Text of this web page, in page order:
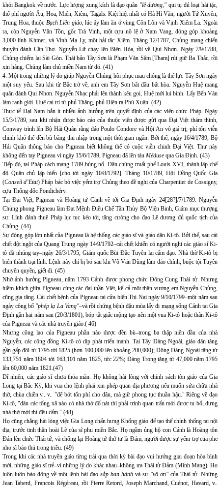
khỏi Bangkok về nước. Lực lượng xung kích là đạo quân "lê dương," qui tụ đủ loại hải tặc,
thổ phỉ người Âu, Hoa, Miên, Xiêm, Tagals. Kiệt hiệt nhất có Hà Hỉ Văn, người Tứ Xuyên,
Trung Hoa, thuộc Bạch Liên giáo, lúc ấy làm ăn ở vùng Côn Lôn và Vịnh Xiêm La. Ngoài
ra, còn Nguyễn Văn Tồn, gốc Trà Vinh, một cựu nô lệ ở Nam Vang, đóng góp khoảng
3,000 lính Khmer, và Vinh Ma Ly, một hải tặc Xiêm. Tháng 12/1787, Chủng mang chiến
thuyền đánh Cần Thơ. Nguyễn Lữ chạy lên Biên Hòa, rồi về Qui Nhơn. Ngày 7/9/1788,
Chủng chiếm lại Sài Gòn. Thái bảo Tây Sơn là Phạm Văn Sâm [Tham] rút giữ Ba Thắc, rồi
xin hàng. Chủng làm chủ miền Nam từ đó. (41)
4. Một trong những lý do giúp Nguyễn Chủng hồi phục mau chóng là thế lực Tây Sơn ngày
một suy yếu. Sau khi từ Bắc trở về, anh em Tây Sơn bắt đầu bất hòa. Nguyễn Huệ mang
quân đánh Qui Nhơn. Nguyễn Nhạc phải lên thành kêu gọi, Huệ mới lui binh. Lấy Bến Ván
làm ranh giới. Huệ cai trị từ phủ Thăng, phủ Điện ra Phú Xuân. (42)
Thực tế Đại Nam hẳn ít nhiều ảnh hưởng trên quyết định của các viên chức Pháp. Ngày
15/3/1789, sau khi nhận được báo cáo của thuộc viên được gửi qua Đại Việt thám thính,
Conway trình lên Bộ Hải Quân rằng đảo Poulo Condore và Hội An vô giá trị; phí tổn viễn
chinh khó thể đền bù bằng thu nhập trong một thời gian ngắn. Bởi thế, ngày 16/4/1789, Bộ
Hải Quân thông báo cho Pigneau biết không thể có cuộc viễn chinh Đại Việt. Thư này
không đến tay Pigneau vì ngày 15/6/1789, Pigneau đã lên tàu Méduse qua Gia Định. (43)
Tiếp đó, tại Pháp cách mạng 1789 bùng nổ. Dân chúng truất phế Louis XVI, thành lập chế
độ Quân chủ lập hiến [cho tới ngày 10/8/1792]. Tháng 10/1789, Hội Đồng Quốc Gia
(Conseil d’Etat) Pháp bác bỏ việc yểm trợ Chủng theo đề nghị của Charpentier de Cossigny,
cựu Thống đốc Pondichéry.
Tại Đại Việt, Pigneau và Hoàng tử Cảnh về tới Gia Định ngày 24[28?]/7/1789. Nguyễn
Chủng phong Pigneau làm Đạt Mệnh Điều Chế Tần Thủy Bộ Viện Binh, Giám mục thượng
sư. Lính đánh thuê Pháp lục tục kéo tới, tăng cường cho đạo Lê dương đủ quốc tịch của
Chủng. (44)
Sự đóng góp lớn nhất của Pigneau là hệ thống các giáo sĩ và giáo dân Ki-tô. Bởi thế, sau cái
chết đột ngột của Quang Trung ngày 14/9/1792–cái chết khiến có người nghi các giáo sĩ Ki-
tô đã nhúng tay–ngày 26/3/1795, Giám quốc Bùi Đắc Tuyên lại cấm đạo. Nhà thờ Ki-tô bị
biến thành trại lính. Lệnh này chỉ bị bỏ sau khi Võ Văn Dũng làm đảo chính, buộc tội Tuyên
chuyên quyền, giết đi. (45)
Nhờ ảnh hưởng Pigneau, năm 1793 Cảnh được phong chức Đông Cung Thái tử. Nhưng
hiềm khích giữa Pigneau cùng các đại thần Việt, kể cả một thân vương em Nguyễn Chủng,
cũng gia tăng. Cái chết bệnh của Pigneau tại cửa biển Thị Nại ngày 9/10/1799–một năm sau
ngày công bố "phép lạ La Vang"–và rồi chứng bệnh đậu mùa lấy đi mạng sống Cảnh tại Gia
Định gần hai năm sau (20/3/1801), bóp tắt giấc mộng tạo nên một vua Ki-tô hoặc thân Ki-tô
của Pigneau và các nhà truyền giáo.( 46)
Nhưng công lao của Pigneau phần nào được đền bù–trong ba thập niên đầu của nhà
Nguyễn, các cộng đồng Ki-tô có dịp phát triển mạnh. Tại Tây Đàng Ngoài, giáo dân tăng
gần gấp đôi từ 1795 tới 1825 (hơn 100,000 lên khoảng 200,000); Đông Đàng Ngoài tăng từ
133,751 năm 1804 tới 163,101 năm 1825, tức 22%; Đàng Trong tăng từ 47,000 năm 1795
lên 60,000 năm 1821.(47)
Dĩ nhiên, các giáo sĩ chưa thỏa mãn. Họ không hài lòng với chính sách tôn giáo của Gia
Long tại Bắc Kỳ, khi vua cho lệnh phải xin phép quan địa phương nếu muốn sửa chữa nhà
thờ, chùa chiền v.. v.. "để bớt tổn phí cho dân, mà giữ phong tục thuần hậu." Riêng về đạo
Ki-tô, "dân các tổng xã nào có nhà thờ đổ nát thì phải trình quan trấn mới được tu bổ, dựng
nhà thờ mới thì đều cấm." (48)
Họ cũng chẳng hài lòng việc Gia Long chấn hưng Khổng giáo để tạo thế chính thống tại nội
địa, trước tinh thần hoài Lê của sĩ phu miền Bắc. Họ ngầm ủng hộ con Cảnh là Hoàng tôn
Đán lên chức Thái tử, và chống lại Hoàng tử thứ tư là Đảm, người được sự yểm trợ của phe
nho sĩ bảo thủ trong triều. (49)
Trong khi các nhà truyền giáo từng trải qua thời kỳ bài đạo vui hưởng giai đoạn hòa bình
mới, những giáo sĩ trẻ–vì những lý do khác nhau–không ưa Thái tử Đảm (Minh Mạng). Họ
luôn luôn báo động về một lệnh bài đạo sắp ban hành và sự "vô ơn" của Thái tử. Những
Jean Taberd, Francois Régéreau, rồi Pierre Retord, Joseph Marchand, Cuénot, Havard, v..